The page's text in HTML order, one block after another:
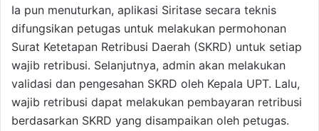
Ia pun menuturkan, aplikasi Siritase secara teknis
difungsikan petugas untuk melakukan permohonan
Surat Ketetapan Retribusi Daerah (SKRD) untuk setiap
wajib retribusi. Selanjutnya, admin akan melakukan
validasi dan pengesahan SKRD oleh Kepala UPT. Lalu,
wajib retribusi dapat melakukan pembayaran retribusi
berdasarkan SKRD yang disampaikan oleh petugas.